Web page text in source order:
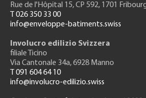
Rue de l'Hôpital 15, CP 592, 1701
T 026 350 33 00
info@enveloppe-batiments.swiss
Involucro edilizio Svizzera
filiale Ticino
Via Cantonale 34a, 6928 Manno
T 091 604 64 10
info@involucro-edilizio.swiss